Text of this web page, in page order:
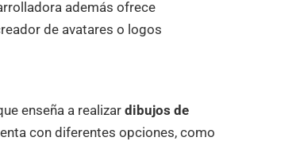
además ofrece
de avatares o logos
enseña a realizar dibujos de
con diferentes opciones, como